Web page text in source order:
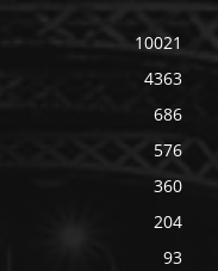
10021
4363
686
576
360
204
93